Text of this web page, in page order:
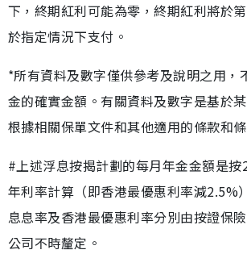
下，終期紅利可能為零，終期紅利將於
於指定情況下支付。
*所有資料及數字僅供參考及說明之用，
金的確實金額。有關資料及數字是基於
根據相關保單文件和其他適用的條款和
#上述浮息按揭計劃的每月年金金額是
年利率計算（即香港最優惠利率減2.5%
息息率及香港最優惠利率分別由按證保
公司不時釐定。